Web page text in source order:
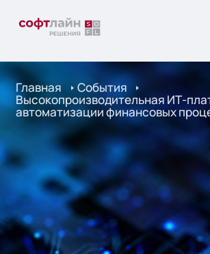
Главная События
Высокопроизводительная ИТ-
автоматизации финансовых